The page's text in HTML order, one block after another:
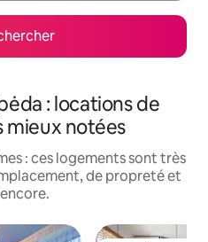
: locations de
mieux notées
: ces logements sont très
de propreté et